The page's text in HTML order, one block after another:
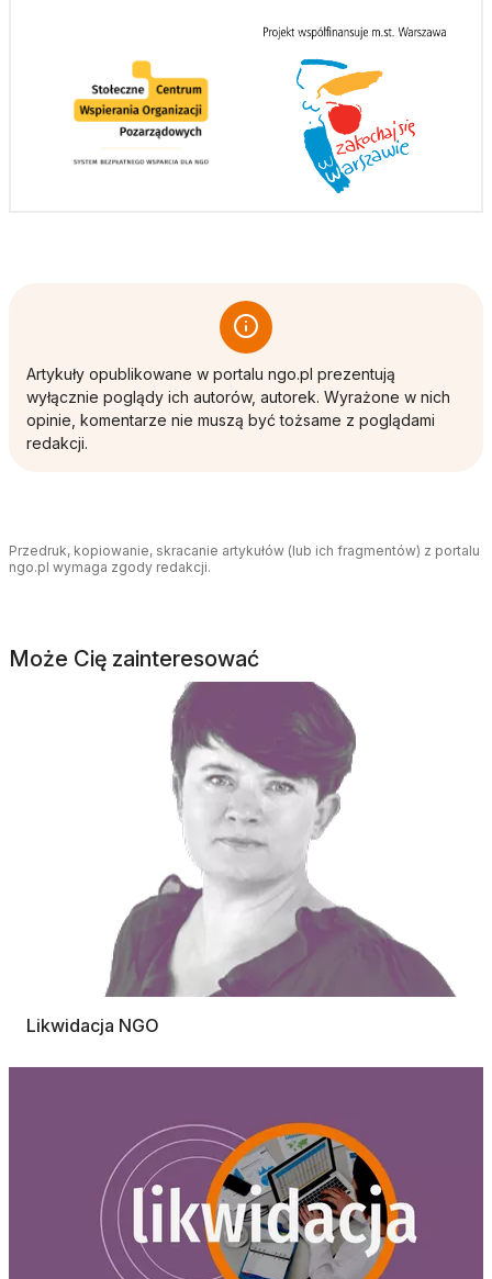
Artykuły opublikowane w portalu ngo.pl prezentują
wyłącznie poglądy ich autorów, autorek. Wyrażone w nich
opinie, komentarze nie muszą być tożsame z poglądami
redakcji.
Przedruk, kopiowanie, skracanie artykułów (lub ich fragmentów) z portalu
ngo.pl wymaga zgody redakcji.
Może Cię zainteresować
Likwidacja NGO